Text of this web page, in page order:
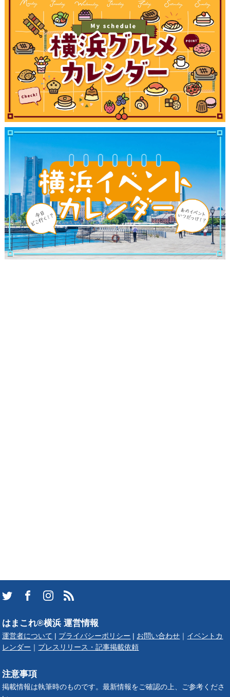
はまこれ®横浜 運営情報
運営者について | プライバシーポリシー | お問い合わせ ｜ イベントカ
レンダー ｜ プレスリリース・記事掲載依頼
注意事項
掲載情報は執筆時のものです。最新情報をご確認の上、ご参考くださ